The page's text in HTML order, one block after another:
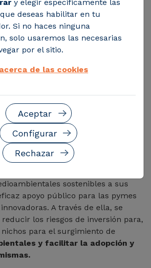
Ecológica, a través de la cual
sostenibles a sus
apoyo público para las pymes
A través de ella, se
los riesgos de inversión para,
para el surgimiento de
y facilitar la adopción y
y elegir especificamente las
deseas habilitar en tu
Si no haces ninguna
solo usaremos las necesarias
por el sitio.
de las cookies
Rechazar
Configurar
Aceptar